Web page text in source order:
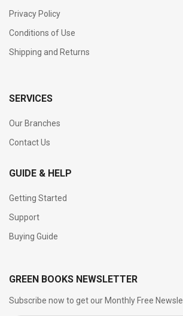
Privacy Policy
Conditions of Use
Shipping and Returns
SERVICES
Our Branches
Contact Us
GUIDE & HELP
Getting Started
Support
Buying Guide
GREEN BOOKS NEWSLETTER
Subscribe now to get our Monthly Free